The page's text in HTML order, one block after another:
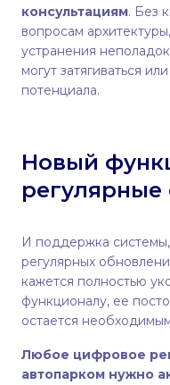
консультациям. Без
вопросам
устранения
могут затягиваться
потенциала.
Новый
регулярные
И поддержка
регулярных
кажется полностью
функционалу, ее
остается
Любое цифровое
автопарком нужно